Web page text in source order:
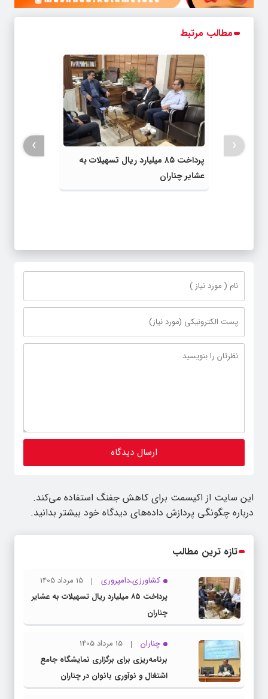
مطالب مرتبط
پرداخت ۸۵ میلیارد ریال تسهیلات به
عشایر چناران
‹
›
این سایت از اکیسمت برای کاهش جفنگ استفاده می‌کند.
درباره چگونگی پردازش داده‌های دیدگاه خود بیشتر بدانید.
تازه ترین مطالب
کشاورزی،دامپروری
15 مرداد 1405
پرداخت ۸۵ میلیارد ریال تسهیلات به عشایر
چناران
چناران
15 مرداد 1405
برنامه‌ریزی برای برگزاری نمایشگاه جامع
اشتغال و نوآوری بانوان در چناران